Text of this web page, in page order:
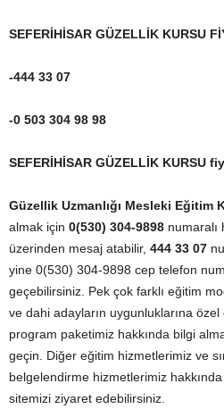
SEFERİHİSAR GÜZELLİK KURSU
-444 33 07
-0 503 304 98 98
SEFERİHİSAR GÜZELLİK KURSU
Güzellik Uzmanlığı Mesleki Eğitim
almak için 0(530) 304-9898 numaralı
üzerinden mesaj atabilir, 444 33 07
yine 0(530) 304-9898 cep telefon
geçebilirsiniz. Pek çok farklı eğitim
ve dahi adayların uygunluklarına
program paketimiz hakkında bilgi
geçin. Diğer eğitim hizmetlerimiz ve
belgelendirme hizmetlerimiz
sitemizi ziyaret edebilirsiniz.